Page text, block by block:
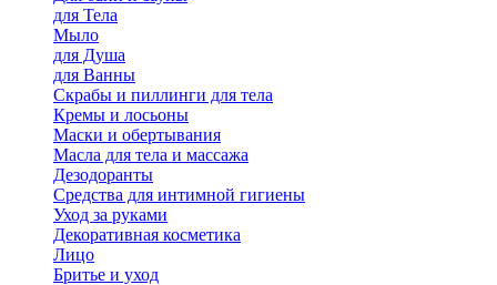
для Тела
Мыло
для Душа
для Ванны
Скрабы и пиллинги для тела
Кремы и лосьоны
Маски и обертывания
Масла для тела и массажа
Дезодоранты
Средства для интимной гигиены
Уход за руками
Декоративная косметика
Лицо
Бритье и уход